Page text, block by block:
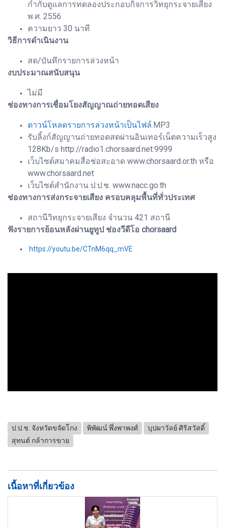
กำกับดูแลการทดลองประกอบกิจการวิทยุกระจายเสียง
พ.ศ. 2556
ความยาว 30 นาที
วิธีการดำเนินงาน
สด/บันทึกรายการล่วงหน้า
งบประมาณสนับสนุน
ไม่มี
ช่องทางการเชื่อมโยงสัญญาณถ่ายทอดเสียง
ดาวน์โหลดรายการล่วงหน้าเป็นไฟล์ .MP3
รับลิ้งก์สัญญานถ่ายทอดสดผ่านอินเทอร์เน็ตความเร็วสูง
128Kb/s http://radio1.chorsaard.net:9999
เว็บไซต์สมาคมสื่อช่อสะอาด www.chorsaard.or.th หรือ
www.chorsaard.net
เว็บไซต์สำนักงาน ป.ป.ช. www.nacc.go.th
ช่องทางการส่งกระจายเสียง ครอบคลุมพื้นที่ทั่วประเทศ
สถานีวิทยุกระจายเสียง จำนวน 421 สถานี
ฟังรายการย้อนหลังผ่านยูทูป ช่องวีดีโอ chorsaard
https://youtu.be/CTnM6qq_mVE
ป.ป.ช. จังหวัดขจัดโกง พิพัฒน์ พึ่งพาพงศ์
บุปผาวัลย์ ศิริสวัสดิ์
สุทนต์ กล้าการขาย
เนื้อหาที่เกี่ยวข้อง